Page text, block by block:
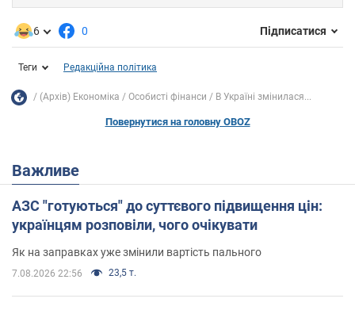
6 0 Підписатися
Теги Редакційна політика
(Архів) Економіка Особисті фінанси В Україні змінилася...
Повернутися на головну OBOZ
Важливе
АЗС "готуються" до суттєвого підвищення цін:
українцям розповіли, чого очікувати
Як на заправках уже змінили вартість пального
7.08.2026 22:56 23,5 т.